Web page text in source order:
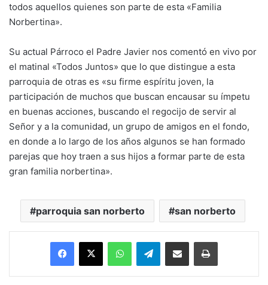
todos aquellos quienes son parte de esta «Familia
Norbertina».
Su actual Párroco el Padre Javier nos comentó en vivo por
el matinal «Todos Juntos» que lo que distingue a esta
parroquia de otras es «su firme espíritu joven, la
participación de muchos que buscan encausar su ímpetu
en buenas acciones, buscando el regocijo de servir al
Señor y a la comunidad, un grupo de amigos en el fondo,
en donde a lo largo de los años algunos se han formado
parejas que hoy traen a sus hijos a formar parte de esta
gran familia norbertina».
parroquia san norberto san norberto
Facebook
X WhatsAppTelegramEnviar vía email Imprimir